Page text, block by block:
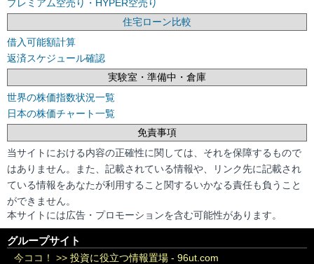
プレミアム空売り・HYPER空売り
住宅ローン比較
借入可能額計算
返済スケジュール確認
実験室・準備中・倉庫
世界の株価指数状況一覧
日本の株価チャート一覧
免責事項
当サイトにおける内容の正確性に関しては、それを保障するもので
はありません。また、記載されている情報や、リンク先に記載され
ている情報をあなたが利用すること関するいかなる責任も負うこと
ができません。
本サイトには広告・プロモーションを含む可能性があります。
グループサイト
今ココ！ >> 投資に役立つ情報置場 - 96ut.com